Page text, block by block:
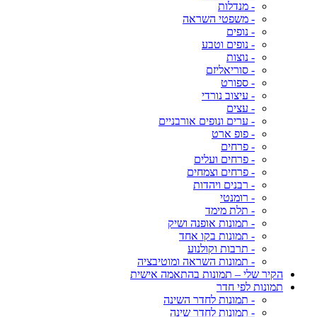
- מנדלות
- משפטי השראה
- נופים
- נופים וטבע
- נוצות
- סוריאליזם
- ספורט
- עיצוב נורדי
- עצים
- ערים ונופים אורבניים
- פופ ארט
- פרחים
- פרחים ועלים
- פרחים וצמחים
- רבנים ויהדות
- רומנטי
- תלת מימד
- תמונות אופנה ושיק
- תמונות בקו אחד
- תרבות וקולנוע
- תמונות השראה ומוטיבציה
הקיר שלי – תמונות בהתאמה אישית
תמונות לפי חדר
- תמונות לחדר השינה
- תמונות לחדר שינה